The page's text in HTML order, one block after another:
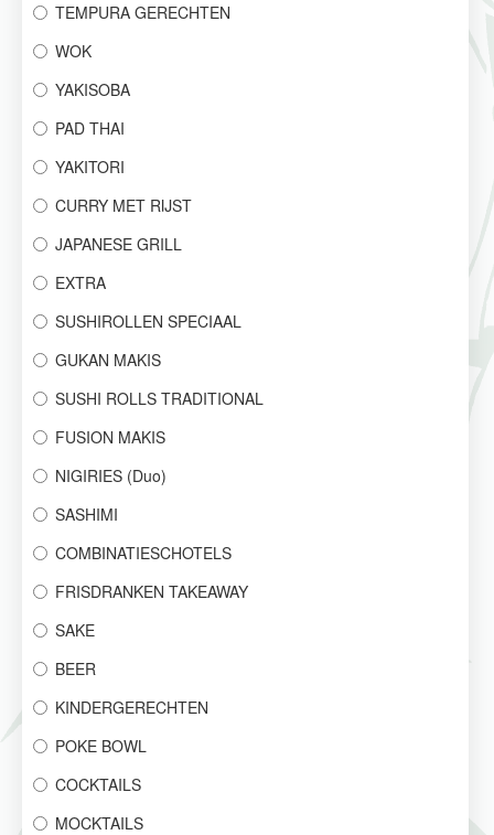
TEMPURA GERECHTEN
WOK
YAKISOBA
PAD THAI
YAKITORI
CURRY MET RIJST
JAPANESE GRILL
EXTRA
SUSHIROLLEN SPECIAAL
GUKAN MAKIS
SUSHI ROLLS TRADITIONAL
FUSION MAKIS
NIGIRIES (Duo)
SASHIMI
COMBINATIESCHOTELS
FRISDRANKEN TAKEAWAY
SAKE
BEER
KINDERGERECHTEN
POKE BOWL
COCKTAILS
MOCKTAILS